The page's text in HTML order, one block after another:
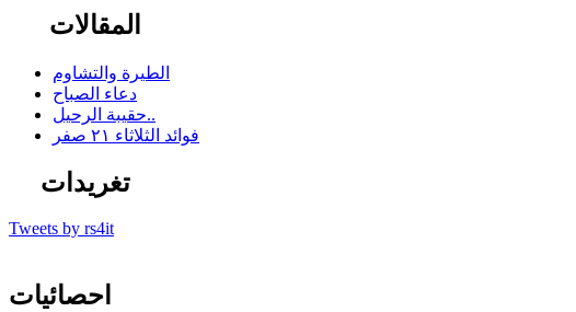
المقالات
الطيرة والتشاوم
دعاء الصباح
حقيبة الرحيل..
فوائد الثلاثاء ٢١ صفر
تغريدات
Tweets by rs4it
احصائيات